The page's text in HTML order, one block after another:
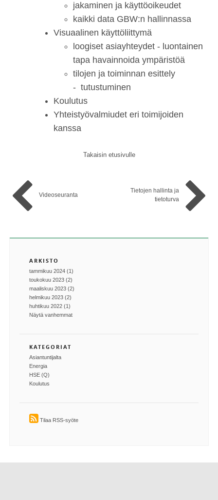
jakaminen ja käyttöoikeudet
kaikki data GBW:n hallinnassa
Visuaalinen käyttöliittymä
loogiset asiayhteydet - luontainen
tapa havainnoida ympäristöä
tilojen ja toiminnan esittely
- tutustuminen
Koulutus
Yhteistyövalmiudet eri toimijoiden
kanssa
Takaisin etusivulle
Videoseuranta
Tietojen hallinta ja
tietoturva
ARKISTO
tammikuu 2024 (1)
toukokuu 2023 (2)
maaliskuu 2023 (2)
helmikuu 2023 (2)
huhtikuu 2022 (1)
Näytä vanhemmat
KATEGORIAT
Asiantuntijalta
Energia
HSE (Q)
Koulutus
Tilaa RSS-syöte